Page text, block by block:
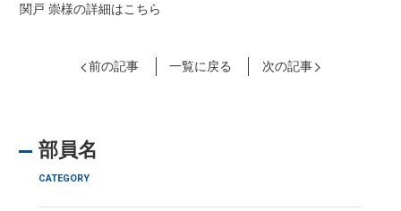
関戸 崇様の詳細はこちら
前の記事 一覧に戻る 次の記事
部員名
CATEGORY